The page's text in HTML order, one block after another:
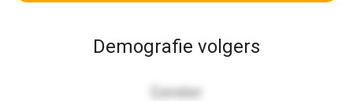
Demografie volgers
Gender